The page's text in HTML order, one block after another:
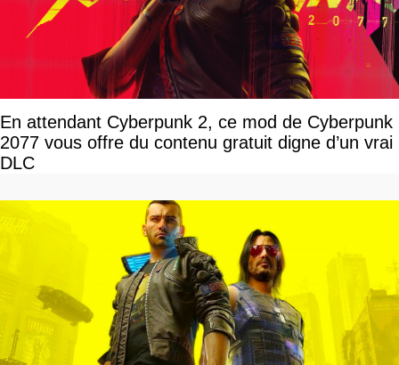
En attendant Cyberpunk 2, ce mod de Cyberpunk
2077 vous offre du contenu gratuit digne d’un vrai
DLC